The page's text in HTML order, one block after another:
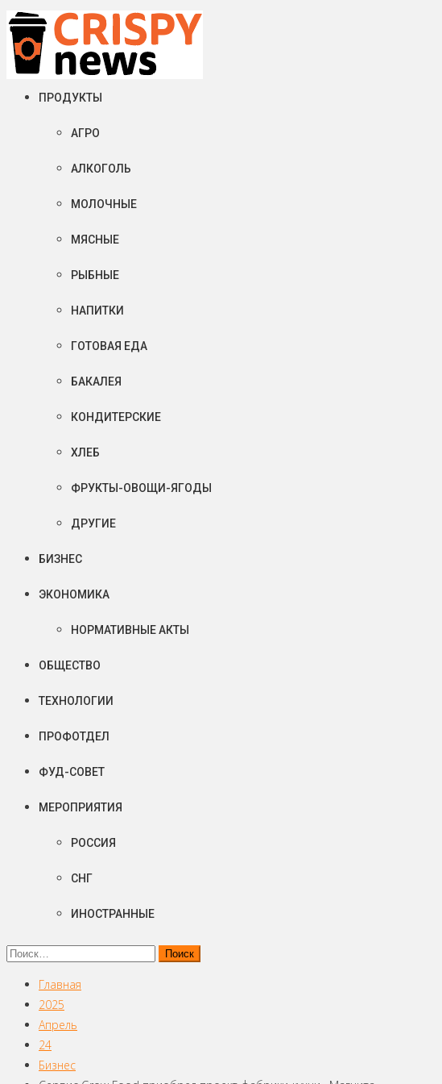
Воскресенье, 09 августа, 2026
Crispy News/Криспи Ньюс
События и тенденции рынка пищевой промышленности в России и мире
ПРОДУКТЫ
АГРО
АЛКОГОЛЬ
МОЛОЧНЫЕ
МЯСНЫЕ
РЫБНЫЕ
НАПИТКИ
ГОТОВАЯ ЕДА
БАКАЛЕЯ
КОНДИТЕРСКИЕ
ХЛЕБ
ФРУКТЫ-ОВОЩИ-ЯГОДЫ
ДРУГИЕ
БИЗНЕС
ЭКОНОМИКА
НОРМАТИВНЫЕ АКТЫ
ОБЩЕСТВО
ТЕХНОЛОГИИ
ПРОФОТДЕЛ
ФУД-СОВЕТ
МЕРОПРИЯТИЯ
РОССИЯ
СНГ
ИНОСТРАННЫЕ
Найти:
Главная
2025
Апрель
24
Бизнес